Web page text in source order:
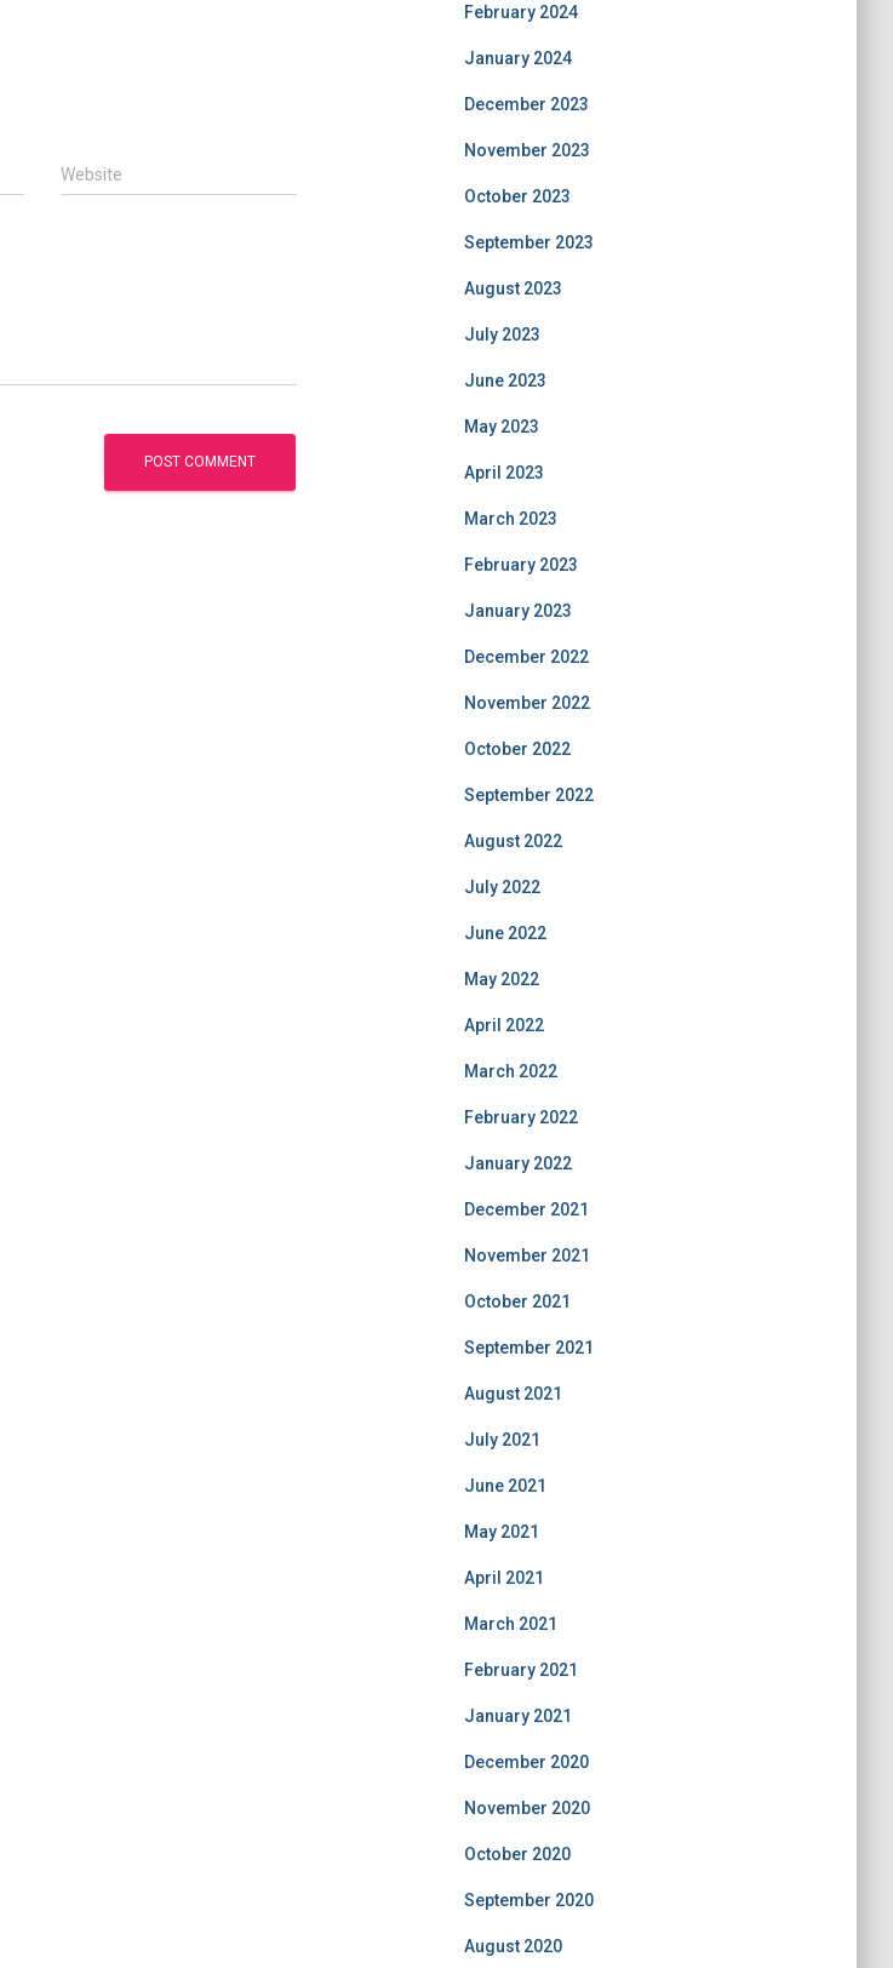
Website
February 2024
January 2024
December 2023
November 2023
October 2023
September 2023
August 2023
July 2023
June 2023
May 2023
April 2023
March 2023
February 2023
January 2023
December 2022
November 2022
October 2022
September 2022
August 2022
July 2022
June 2022
May 2022
April 2022
March 2022
February 2022
January 2022
December 2021
November 2021
October 2021
September 2021
August 2021
July 2021
June 2021
May 2021
April 2021
March 2021
February 2021
January 2021
December 2020
November 2020
October 2020
September 2020
August 2020